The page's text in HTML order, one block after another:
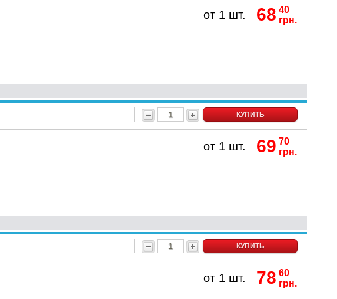
от 1 шт. 68 40
грн.
КУПИТЬ
от 1 шт. 69 70
грн.
КУПИТЬ
от 1 шт. 78 60
грн.